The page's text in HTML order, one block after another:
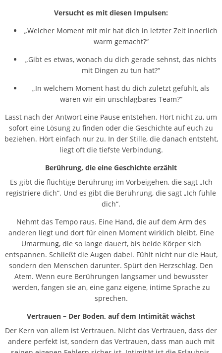
Versucht es mit diesen Impulsen:
„Welcher Moment mit mir hat dich in letzter Zeit innerlich
warm gemacht?“
„Gibt es etwas, wonach du dich gerade sehnst, das nichts
mit Dingen zu tun hat?“
„In welchem Moment hast du dich zuletzt gefühlt, als
wären wir ein unschlagbares Team?“
Lasst nach der Antwort eine Pause entstehen. Hört nicht zu, um
sofort eine Lösung zu finden oder die Geschichte auf euch zu
beziehen. Hört einfach nur zu. In der Stille, die danach entsteht,
liegt oft die tiefste Verbindung.
Berührung, die eine Geschichte erzählt
Es gibt die flüchtige Berührung im Vorbeigehen, die sagt „Ich
registriere dich“. Und es gibt die Berührung, die sagt „Ich fühle
dich“.
Nehmt das Tempo raus. Eine Hand, die auf dem Arm des
anderen liegt und dort für einen Moment wirklich bleibt. Eine
Umarmung, die so lange dauert, bis beide Körper sich
entspannen. Schließt die Augen dabei. Fühlt nicht nur die Haut,
sondern den Menschen darunter. Spürt den Herzschlag. Den
Atem. Wenn eure Berührungen langsamer und bewusster
werden, fangen sie an, eine ganz eigene, intime Sprache zu
sprechen.
Vertrauen – Der Boden, auf dem Intimität wächst
Der Kern von allem ist Vertrauen. Nicht das Vertrauen, dass der
andere perfekt ist, sondern das Vertrauen, dass man auch mit